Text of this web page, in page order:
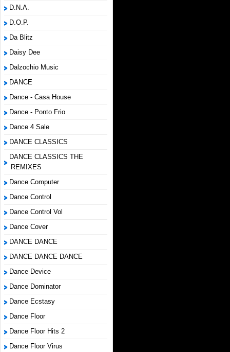
D.N.A.
D.O.P.
Da Blitz
Daisy Dee
Dalzochio Music
DANCE
Dance - Casa House
Dance - Ponto Frio
Dance 4 Sale
DANCE CLASSICS
DANCE CLASSICS THE
REMIXES
Dance Computer
Dance Control
Dance Control Vol
Dance Cover
DANCE DANCE
DANCE DANCE DANCE
Dance Device
Dance Dominator
Dance Ecstasy
Dance Floor
Dance Floor Hits 2
Dance Floor Virus